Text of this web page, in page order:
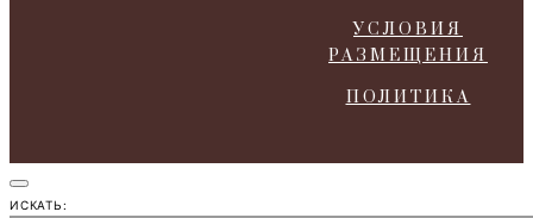
УСЛОВИЯ
РАЗМЕЩЕНИЯ
ПОЛИТИКА
ИСКАТЬ: